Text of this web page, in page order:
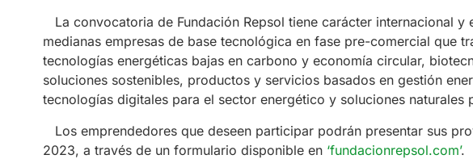
La convocatoria de Fundación Repsol tiene carácter internacional y
medianas empresas de base tecnológica en fase pre-comercial que
tecnologías energéticas bajas en carbono y economía circular,
soluciones sostenibles, productos y servicios basados en gestión
tecnologías digitales para el sector energético y soluciones naturales
Los emprendedores que deseen participar podrán presentar sus
2023, a través de un formulario disponible en ‘fundacionrepsol.com’.